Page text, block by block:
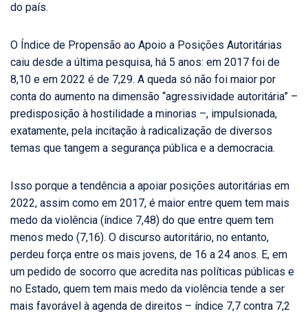
do país.
O Índice de Propensão ao Apoio a Posições Autoritárias
caiu desde a última pesquisa, há 5 anos: em 2017 foi de
8,10 e em 2022 é de 7,29. A queda só não foi maior por
conta do aumento na dimensão “agressividade autoritária” –
predisposição à hostilidade a minorias –, impulsionada,
exatamente, pela incitação à radicalização de diversos
temas que tangem a segurança pública e a democracia.
Isso porque a tendência a apoiar posições autoritárias em
2022, assim como em 2017, é maior entre quem tem mais
medo da violência (índice 7,48) do que entre quem tem
menos medo (7,16). O discurso autoritário, no entanto,
perdeu força entre os mais jovens, de 16 a 24 anos. E, em
um pedido de socorro que acredita nas políticas públicas e
no Estado, quem tem mais medo da violência tende a ser
mais favorável à agenda de direitos – índice 7,7 contra 7,2